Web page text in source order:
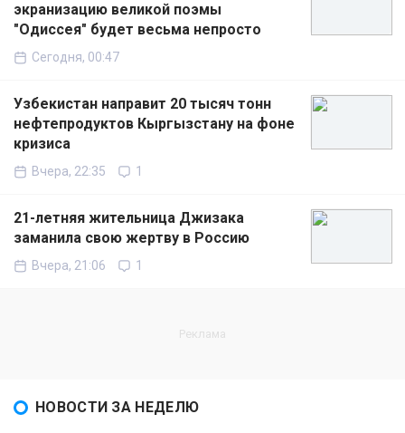
экранизацию великой поэмы
"Одиссея" будет весьма непросто
Сегодня, 00:47
Узбекистан направит 20 тысяч тонн
нефтепродуктов Кыргызстану на фоне
кризиса
Вчера, 22:35 1
21-летняя жительница Джизака
заманила свою жертву в Россию
Вчера, 21:06 1
НОВОСТИ ЗА НЕДЕЛЮ